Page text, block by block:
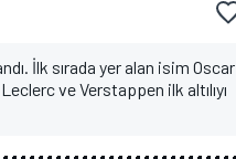
İlk sırada yer alan isim Oscar
ve Verstappen ilk altılıyı